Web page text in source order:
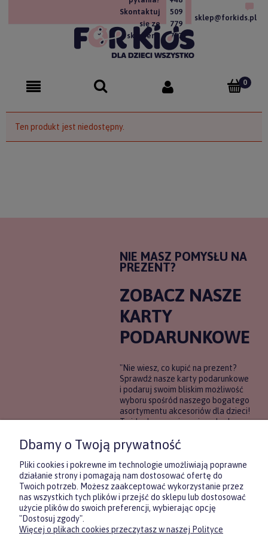
Skontaktuj
się ze
sklepem!
509
779
757
sklep@forkids.pl
Ten produkt jest niedostępny.
NIE MASZ POMYSŁU NA
PREZENT?
ZOBACZ NASZE
KARTY
PODARUNKOWE
"Nie wiesz, co kupić na prezent?
Sprawdź nasze karty podarunkowe
i podaruj swoim bliskim możliwość
wyboru spośród naszego bogatego
asortymentu akcesoriów dla dzieci!
To idealne rozwiązanie, gdy chcesz
pewności, co będzie najbardziej
trafione.
DOWIEDZ SIĘ WIĘCEJ
Dbamy o Twoją prywatność
Pliki cookies i pokrewne im technologie umożliwiają poprawne
działanie strony i pomagają nam dostosować ofertę do
Twoich potrzeb. Możesz zaakceptować wykorzystanie przez
nas wszystkich tych plików i przejść do sklepu lub dostosować
użycie plików do swoich preferencji, wybierając opcję
"Dostosuj zgody".
Więcej o plikach cookies przeczytasz w naszej Polityce